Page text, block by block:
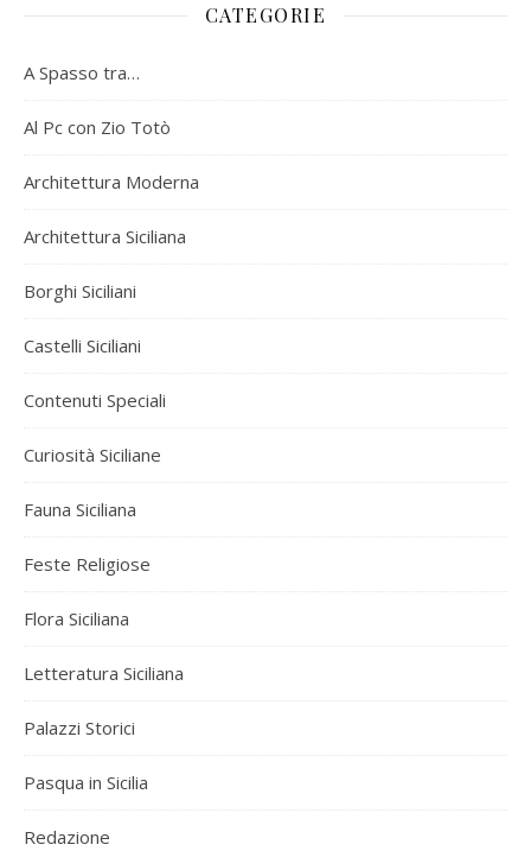
CATEGORIE
A Spasso tra…
Al Pc con Zio Totò
Architettura Moderna
Architettura Siciliana
Borghi Siciliani
Castelli Siciliani
Contenuti Speciali
Curiosità Siciliane
Fauna Siciliana
Feste Religiose
Flora Siciliana
Letteratura Siciliana
Palazzi Storici
Pasqua in Sicilia
Redazione